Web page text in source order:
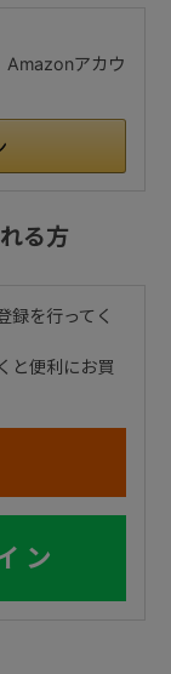
Amazonアカウ
る方
録を行ってく
と便利にお買
ン